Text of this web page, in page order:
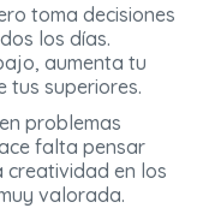
toma decisiones
los días.
aumenta tu
tus superiores.
problemas
falta pensar
creatividad en los
valorada.